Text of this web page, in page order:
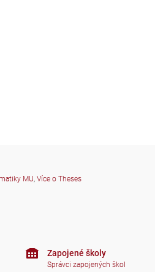
MU, Více o Theses
Zapojené školy
Správci zapojených škol